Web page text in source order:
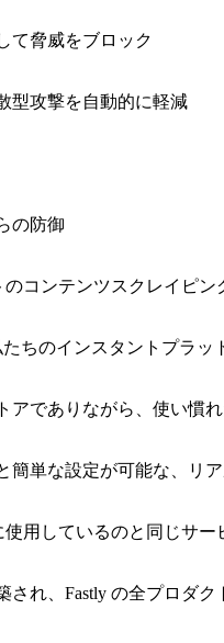
て脅威をブロック
型攻撃を自動的に軽減
の防御
コンテンツスクレイピン
ちのインスタントプラッ
アでありながら、使い慣
簡単な設定が可能な、リ
用しているのと同じサー
され、Fastly の全プロダ